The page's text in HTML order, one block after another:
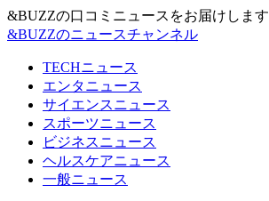
&BUZZの口コミニュースをお届けします
&BUZZのニュースチャンネル
TECHニュース
エンタニュース
サイエンスニュース
スポーツニュース
ビジネスニュース
ヘルスケアニュース
一般ニュース